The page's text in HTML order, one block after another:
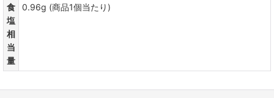
食
塩
相
当
量
0.96g (商品1個当たり)